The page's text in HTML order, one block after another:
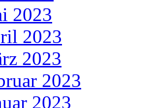
2023
2023
2023
2023
2023